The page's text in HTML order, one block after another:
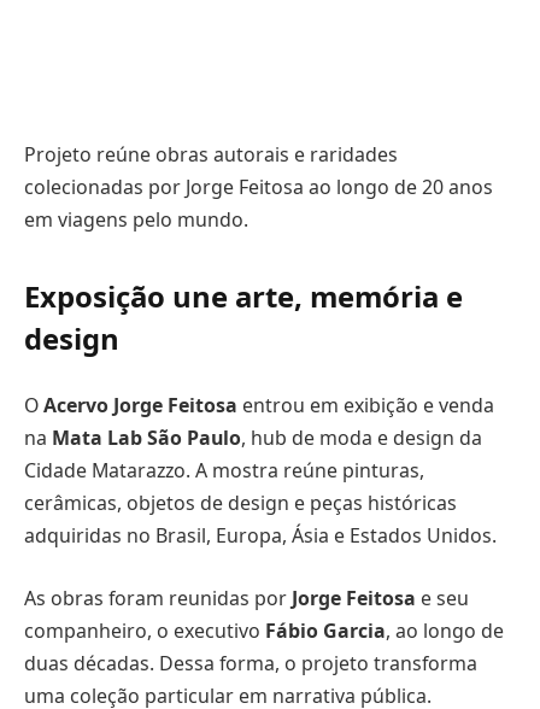
Projeto reúne obras autorais e raridades
colecionadas por Jorge Feitosa ao longo de 20 anos
em viagens pelo mundo.
Exposição une arte, memória e
design
OAcervo Jorge Feitosa entrou em exibição e venda
na Mata Lab São Paulo, hub de moda e design da
Cidade Matarazzo. A mostra reúne pinturas,
cerâmicas, objetos de design e peças históricas
adquiridas no Brasil, Europa, Ásia e Estados Unidos.
As obras foram reunidas por Jorge Feitosa e seu
companheiro, o executivo Fábio Garcia, ao longo de
duas décadas. Dessa forma, o projeto transforma
uma coleção particular em narrativa pública.